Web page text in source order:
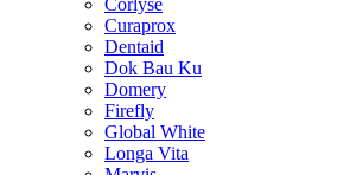
Corlyse
Curaprox
Dentaid
Dok Bau Ku
Domery
Firefly
Global White
Longa Vita